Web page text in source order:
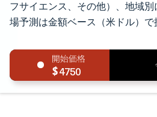
フサイエンス、その他）、地域
場予測は金額ベース（米ドル）で
4750